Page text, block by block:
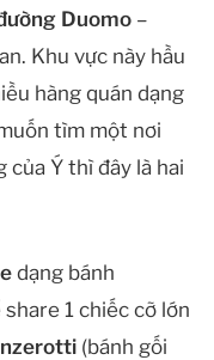
Duomo –
Khu vực này hầu
hàng quán dạng
tìm một nơi
của Ý thì đây là hai
dạng bánh
1 chiếc cỡ lớn
(bánh gối